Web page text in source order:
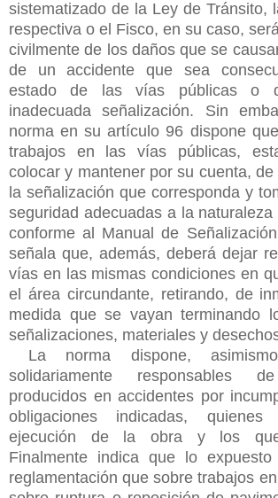
sistematizado de la Ley de Tránsito,
respectiva o el Fisco, en su caso,
civilmente de los daños que se
de un accidente que sea
estado de las vías públicas o
inadecuada señalización. Sin
norma en su artículo 96 dispone
trabajos en las vías públicas,
colocar y mantener por su cuenta,
la señalización que corresponda y
seguridad adecuadas a la
conforme al Manual de
señala que, además, deberá dejar
vías en las mismas condiciones en
el área circundante, retirando, de
medida que se vayan terminando
señalizaciones, materiales y
La norma dispone,
solidariamente responsables
producidos en accidentes por
obligaciones indicadas,
ejecución de la obra y los
Finalmente indica que lo
reglamentación que sobre trabajos